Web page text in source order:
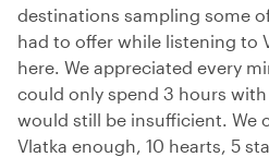
destinations sampling some
had to offer while listening to
here. We appreciated every
could only spend 3 hours
would still be insufficient. We
Vlatka enough, 10 hearts, 5